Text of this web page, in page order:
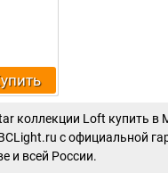
коллекции Loft купить в
с официальной
и всей России.